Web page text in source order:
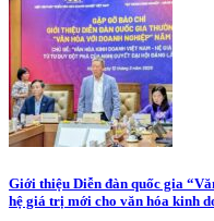
Giới thiệu Diễn đàn quốc gia
hệ giá trị mới cho văn hóa kinh